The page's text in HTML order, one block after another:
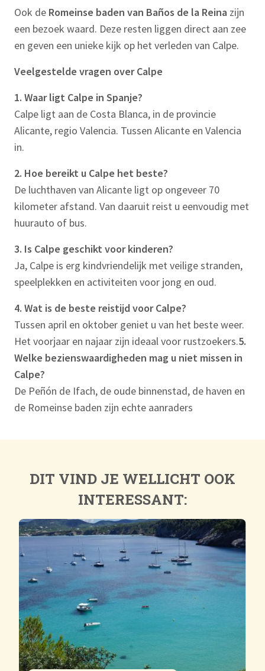
Ook de Romeinse baden van Baños de la Reina zijn
een bezoek waard. Deze resten liggen direct aan zee
en geven een unieke kijk op het verleden van Calpe.
Veelgestelde vragen over Calpe
1. Waar ligt Calpe in Spanje?
Calpe ligt aan de Costa Blanca, in de provincie
Alicante, regio Valencia. Tussen Alicante en Valencia
in.
2. Hoe bereikt u Calpe het beste?
De luchthaven van Alicante ligt op ongeveer 70
kilometer afstand. Van daaruit reist u eenvoudig met
huurauto of bus.
3. Is Calpe geschikt voor kinderen?
Ja, Calpe is erg kindvriendelijk met veilige stranden,
speelplekken en activiteiten voor jong en oud.
4. Wat is de beste reistijd voor Calpe?
Tussen april en oktober geniet u van het beste weer.
Het voorjaar en najaar zijn ideaal voor rustzoekers.5.
Welke bezienswaardigheden mag u niet missen in
Calpe?
De Peñón de Ifach, de oude binnenstad, de haven en
de Romeinse baden zijn echte aanraders
DIT VIND JE WELLICHT OOK
INTERESSANT: